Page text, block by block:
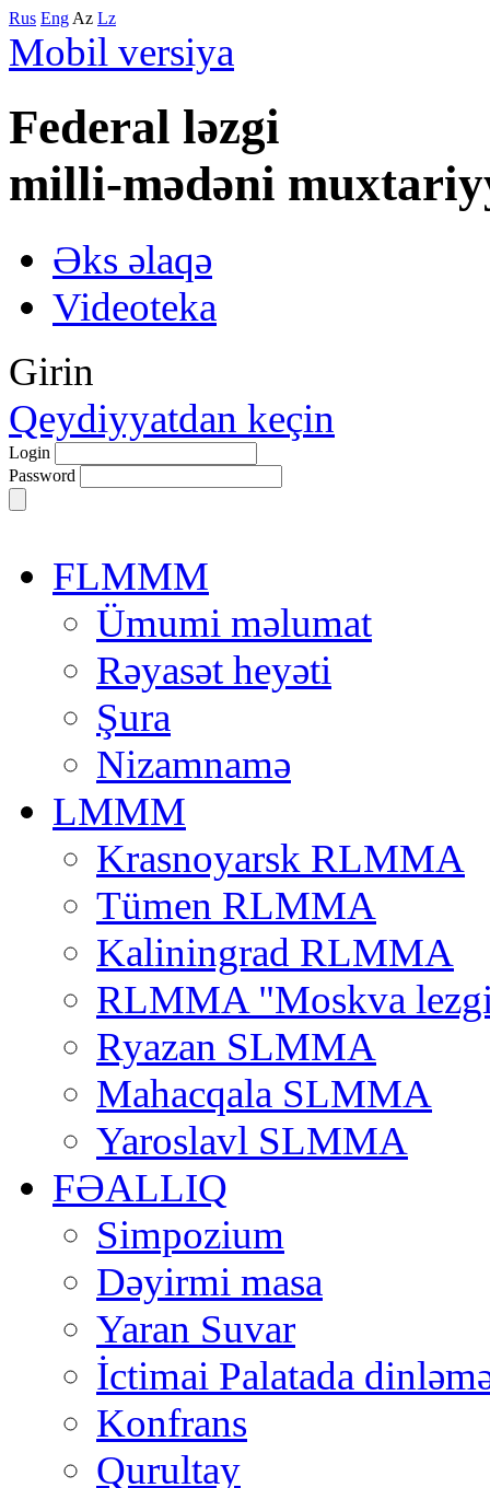
Rus Eng Az Lz
Mobil versiya
Federal lәzgi
milli-mәdәni
Əks əlaqə
Videoteka
Girin
Qeydiyyatdan keçin
Login
Password
FLMMM
Ümumi məlumat
Rəyasət heyəti
Şura
Nizamnamə
LMMM
Krasnoyarsk RLMMA
Tümen RLMMA
Kaliningrad RLMMA
RLMMA "Moskva
Ryazan SLMMA
Mahacqala SLMMA
Yaroslavl SLMMA
FƏALLIQ
Simpozium
Dəyirmi masa
Yaran Suvar
İctimai Palatada
Konfrans
Qurultay